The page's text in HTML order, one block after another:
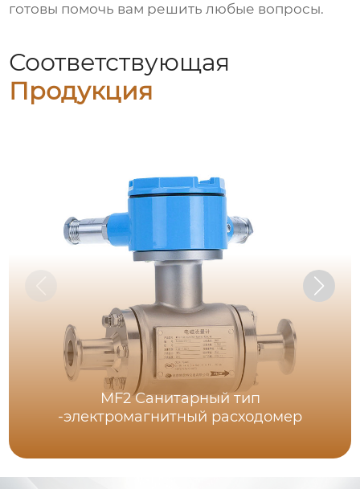
готовы помочь вам решить любые вопросы.
Соответствующая
Продукция
MF2 Санитарный тип
-электромагнитный расходомер